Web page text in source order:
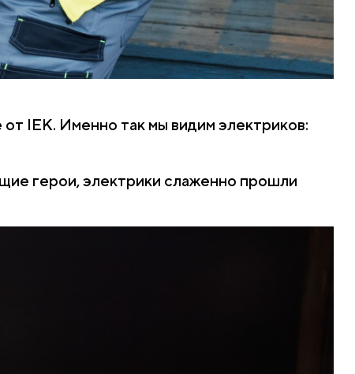
IEK. Именно так мы видим электриков:
герои, электрики слаженно прошли